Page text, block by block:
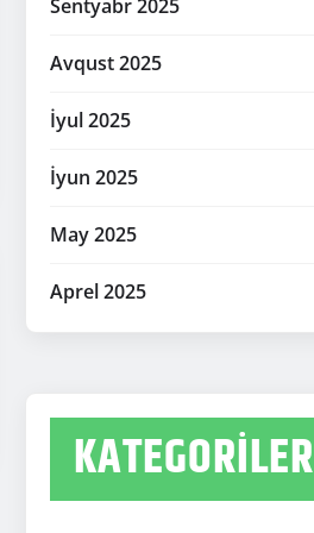
Sentyabr 2025
Avqust 2025
İyul 2025
İyun 2025
May 2025
Aprel 2025
KATEGORILER